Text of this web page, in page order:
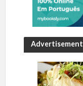
Advertisement